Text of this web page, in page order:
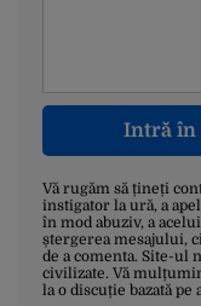
Intră în
Vă rugăm să țineți
instigator la ură, a
în mod abuziv, a
ștergerea mesajului,
de a comenta. Site-ul
civilizate. Vă
la o discuție bazată